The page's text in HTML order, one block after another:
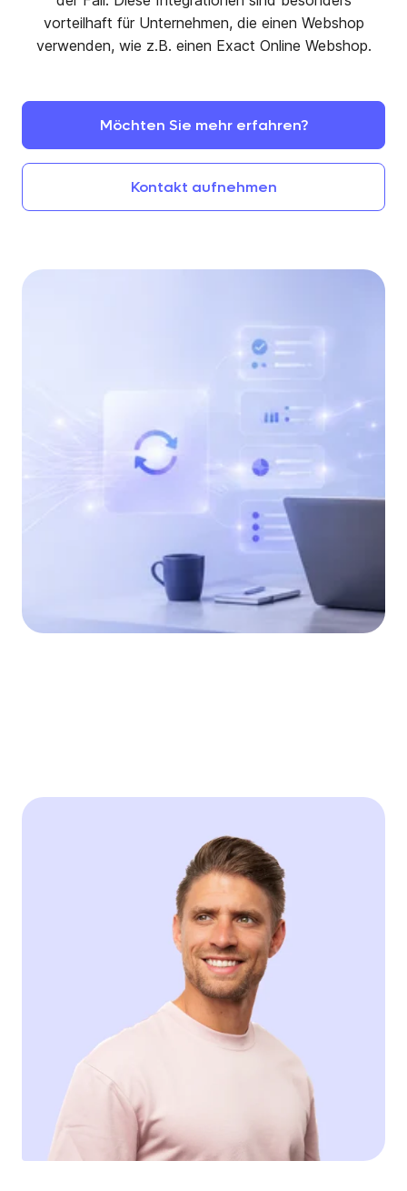
vorteilhaft für Unternehmen, die einen Webshop
verwenden, wie z.B. einen Exact Online Webshop.
Möchten Sie mehr erfahren?
Kontakt aufnehmen